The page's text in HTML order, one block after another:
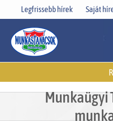
Legfrissebb hírek Saját
Munkaügyi